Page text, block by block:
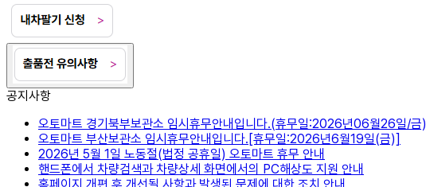
공지사항
오토마트 경기북부보관소 임시휴무안내입니다.(휴무일:2026년06월26일/금)
오토마트 부산보관소 임시휴무안내입니다.[휴무일:2026년6월19일(금)]
2026년 5월 1일 노동절(법정 공휴일) 오토마트 휴무 안내
핸드폰에서 차량검색과 차량상세 화면에서의 PC해상도 지원 안내